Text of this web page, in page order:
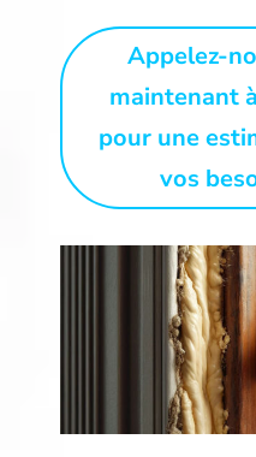
Appelez-
maintenant
pour une
vos